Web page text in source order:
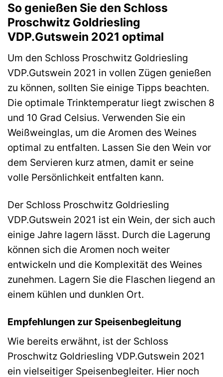
So genießen Sie den Schloss
Proschwitz Goldriesling
VDP.Gutswein 2021 optimal
Um den Schloss Proschwitz Goldriesling
VDP.Gutswein 2021 in vollen Zügen genießen
zu können, sollten Sie einige Tipps beachten.
Die optimale Trinktemperatur liegt zwischen 8
und 10 Grad Celsius. Verwenden Sie ein
Weißweinglas, um die Aromen des Weines
optimal zu entfalten. Lassen Sie den Wein vor
dem Servieren kurz atmen, damit er seine
volle Persönlichkeit entfalten kann.
Der Schloss Proschwitz Goldriesling
VDP.Gutswein 2021 ist ein Wein, der sich auch
einige Jahre lagern lässt. Durch die Lagerung
können sich die Aromen noch weiter
entwickeln und die Komplexität des Weines
zunehmen. Lagern Sie die Flaschen liegend an
einem kühlen und dunklen Ort.
Empfehlungen zur Speisenbegleitung
Wie bereits erwähnt, ist der Schloss
Proschwitz Goldriesling VDP.Gutswein 2021
ein vielseitiger Speisenbegleiter. Hier noch